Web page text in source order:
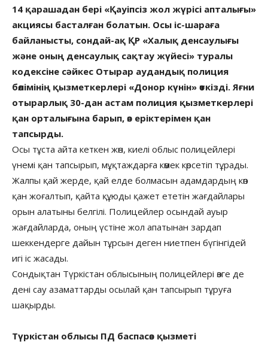
14 қарашадан бері «Қауіпсіз жол жүрісі апталығы»
акциясы басталған болатын. Осы іс-шараға
байланысты, сондай-ақ ҚР «Халық денсаулығы
және оның денсаулық сақтау жүйесі» туралы
кодексіне сәйкес Отырар аудандық полиция
бөлімінің қызметкерлері «Донор күнін» өткізді. Яғни
отырарлық 30-дан астам полиция қызметкерлері
қан орталығына барып, өз еріктерімен қан
тапсырды.
Осы тұста айта кеткен жөн, киелі облыс полицейлері
үнемі қан тапсырып, мұқтаждарға көмек көрсетіп тұрады.
Жалпы қай жерде, қай елде болмасын адамдардың көп
қан жоғалтып, қайта құюды қажет ететін жағдайлары
орын алатыны белгілі. Полицейлер осындай ауыр
жағдайларда, оның үстіне жол апатынан зардап
шеккендерге дайын тұрсын деген ниетпен бүгінгідей
игі іс жасады.
Сондықтан Түркістан облысының полицейлері өзге де
дені сау азаматтарды осылай қан тапсырып тұруға
шақырды.
Түркістан облысы ПД баспасөз қызметі